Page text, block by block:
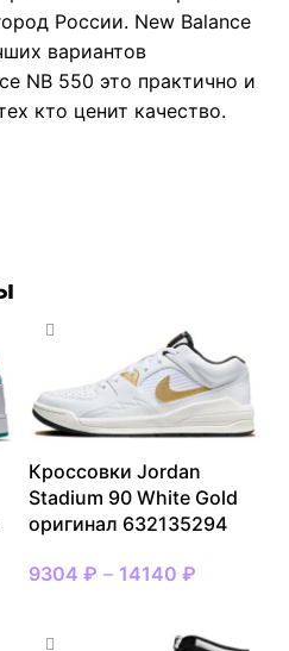
России. New Balance
вариантов
NB 550 это практично и
кто ценит качество.
Кроссовки Jordan
Stadium 90 White Gold
оригинал 632135294
9304 ₽ – 14140 ₽